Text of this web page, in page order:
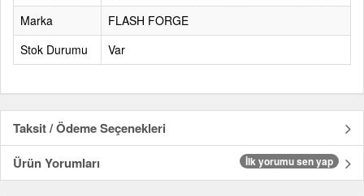
Marka
FLASH FORGE
Stok Durumu
Var
Taksit / Ödeme Seçenekleri
Ürün Yorumları
İlk yorumu sen yap